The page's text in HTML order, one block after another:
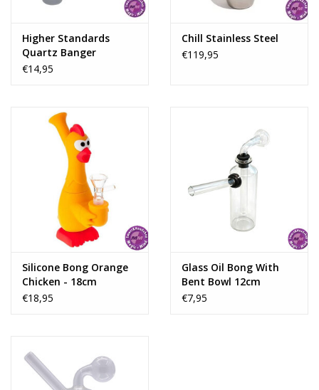
Higher Standards
Quartz Banger
€14,95
Chill Stainless Steel
€119,95
Silicone Bong Orange
Chicken - 18cm
€18,95
Glass Oil Bong With
Bent Bowl 12cm
€7,95